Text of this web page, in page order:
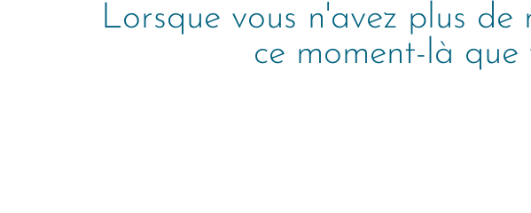
Lorsque vous n'avez plus
ce moment-là que